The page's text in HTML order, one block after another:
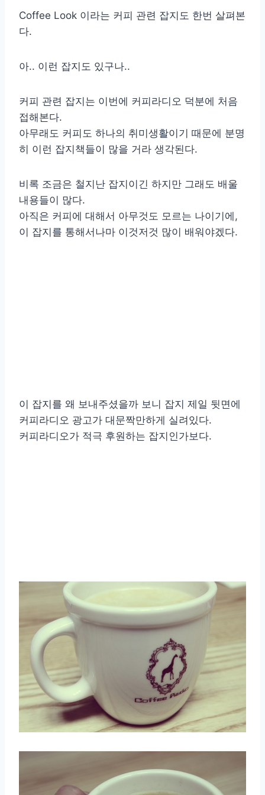
Coffee Look 이라는 커피 관련 잡지도 한번 살펴본
다.
아.. 이런 잡지도 있구나..
커피 관련 잡지는 이번에 커피라디오 덕분에 처음
접해본다.
아무래도 커피도 하나의 취미생활이기 때문에 분명
히 이런 잡지책들이 많을 거라 생각된다.
비록 조금은 철지난 잡지이긴 하지만 그래도 배울
내용들이 많다.
아직은 커피에 대해서 아무것도 모르는 나이기에,
이 잡지를 통해서나마 이것저것 많이 배워야겠다.
이 잡지를 왜 보내주셨을까 보니 잡지 제일 뒷면에
커피라디오 광고가 대문짝만하게 실려있다.
커피라디오가 적극 후원하는 잡지인가보다.